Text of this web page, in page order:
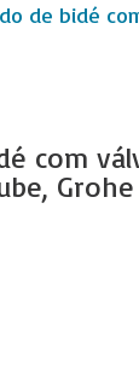
de bidé
com
Grohe